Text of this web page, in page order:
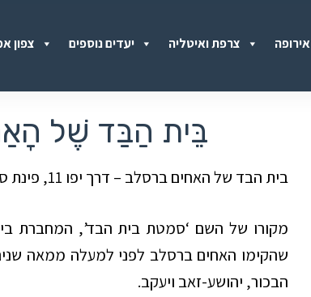
צפון יעדים נוספים צרפת ואיטליה אירופה
בֵּית הַבַּד שֶׁל
בית הבד של האחים ברסלב – דרך יפו 11, פינת סמטת בית-הבד 1.
מקורו של השם ‘סמטת בית הבד’, המחברת בין
שהקימו האחים ברסלב לפני למעלה ממאה
הבכור, יהושע-זאב ויעקב.